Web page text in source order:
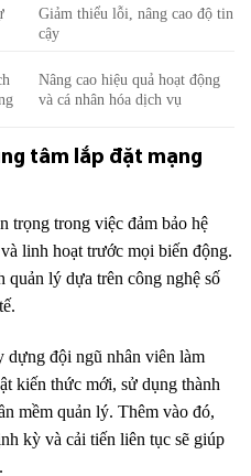
Giảm thiểu lỗi, nâng cao độ tin
cậy
Nâng cao hiệu quả hoạt động
và cá nhân hóa dịch vụ
tâm lắp đặt mạng
trọng trong việc đảm bảo hệ
linh hoạt trước mọi biến động.
lý dựa trên công nghệ số
dựng đội ngũ nhân viên làm
kiến thức mới, sử dụng thành
mềm quản lý. Thêm vào đó,
kỳ và cải tiến liên tục sẽ giúp